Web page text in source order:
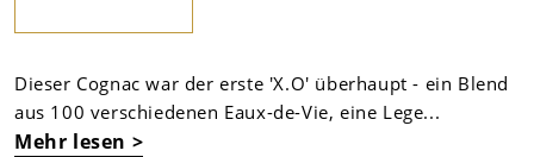
Dieser Cognac war der erste 'X.O' überhaupt - ein Blend
aus 100 verschiedenen Eaux-de-Vie, eine Lege...
Mehr lesen >